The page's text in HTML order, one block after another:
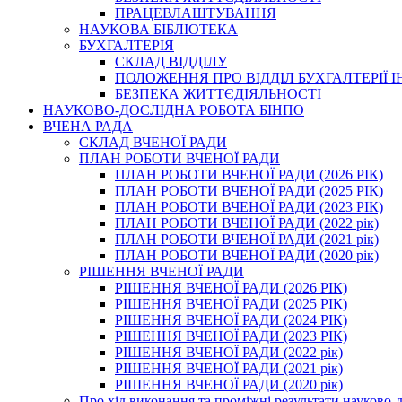
ПРАЦЕВЛАШТУВАННЯ
НАУКОВА БІБЛІОТЕКА
БУХГАЛТЕРІЯ
СКЛАД ВІДДІЛУ
ПОЛОЖЕННЯ ПРО ВІДДІЛ БУХГАЛТЕРІЇ
БЕЗПЕКА ЖИТТЄДІЯЛЬНОСТІ
НАУКОВО-ДОСЛІДНА РОБОТА БІНПО
ВЧЕНА РАДА
СКЛАД ВЧЕНОЇ РАДИ
ПЛАН РОБОТИ ВЧЕНОЇ РАДИ
ПЛАН РОБОТИ ВЧЕНОЇ РАДИ (2026 РІК)
ПЛАН РОБОТИ ВЧЕНОЇ РАДИ (2025 РІК)
ПЛАН РОБОТИ ВЧЕНОЇ РАДИ (2023 РІК)
ПЛАН РОБОТИ ВЧЕНОЇ РАДИ (2022 рік)
ПЛАН РОБОТИ ВЧЕНОЇ РАДИ (2021 рік)
ПЛАН РОБОТИ ВЧЕНОЇ РАДИ (2020 рік)
РІШЕННЯ ВЧЕНОЇ РАДИ
РІШЕННЯ ВЧЕНОЇ РАДИ (2026 РІК)
РІШЕННЯ ВЧЕНОЇ РАДИ (2025 РІК)
РІШЕННЯ ВЧЕНОЇ РАДИ (2024 РІК)
РІШЕННЯ ВЧЕНОЇ РАДИ (2023 РІК)
РІШЕННЯ ВЧЕНОЇ РАДИ (2022 рік)
РІШЕННЯ ВЧЕНОЇ РАДИ (2021 рік)
РІШЕННЯ ВЧЕНОЇ РАДИ (2020 рік)